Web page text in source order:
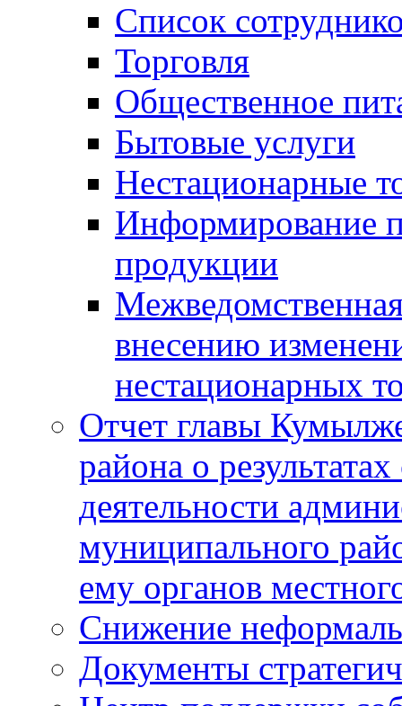
Список
Торговля
Общественное
Бытовые услуги
Нестационарные
Информирование
продукции
внесению
нестационарных
Отчет главы
района о
деятельности
муниципального
ему органов
Снижение
Документы